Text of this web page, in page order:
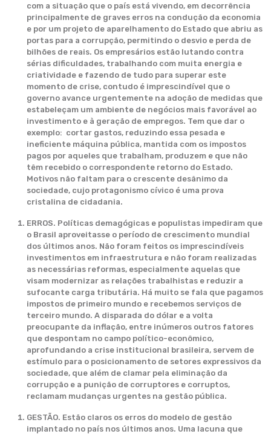
com a situação que o país está vivendo, em decorrência
principalmente de graves erros na condução da economia
e por um projeto de aparelhamento do Estado que abriu as
portas para a corrupção, permitindo o desvio e perda de
bilhões de reais. Os empresários estão lutando contra
sérias dificuldades, trabalhando com muita energia e
criatividade e fazendo de tudo para superar este
momento de crise, contudo é imprescindível que o
governo avance urgentemente na adoção de medidas que
estabeleçam um ambiente de negócios mais favorável ao
investimento e à geração de empregos. Tem que dar o
exemplo: cortar gastos, reduzindo essa pesada e
ineficiente máquina pública, mantida com os impostos
pagos por aqueles que trabalham, produzem e que não
têm recebido o correspondente retorno do Estado.
Motivos não faltam para o crescente desânimo da
sociedade, cujo protagonismo cívico é uma prova
cristalina de cidadania.
ERROS. Políticas demagógicas e populistas impediram que
o Brasil aproveitasse o período de crescimento mundial
dos últimos anos. Não foram feitos os imprescindíveis
investimentos em infraestrutura e não foram realizadas
as necessárias reformas, especialmente aquelas que
visam modernizar as relações trabalhistas e reduzir a
sufocante carga tributária. Há muito se fala que pagamos
impostos de primeiro mundo e recebemos serviços de
terceiro mundo. A disparada do dólar e a volta
preocupante da inflação, entre inúmeros outros fatores
que despontam no campo político-econômico,
aprofundando a crise institucional brasileira, servem de
estímulo para o posicionamento de setores expressivos da
sociedade, que além de clamar pela eliminação da
corrupção e a punição de corruptores e corruptos,
reclamam mudanças urgentes na gestão pública.
GESTÃO. Estão claros os erros do modelo de gestão
implantado no país nos últimos anos. Uma lacuna que